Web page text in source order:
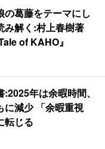
の葛藤をテーマにし
み解く:村上春樹著
of KAHO』
年は余暇時間、
に減少 「余暇重視
転じる